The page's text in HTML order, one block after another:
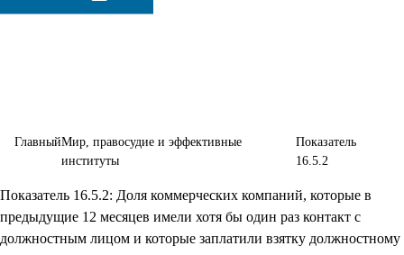
на широком
участии
учреждений
ГлавныйМир, правосудие и эффективные
институты
Показатель
16.5.2
Показатель 16.5.2: Доля коммерческих компаний, которые в
предыдущие 12 месяцев имели хотя бы один раз контакт с
должностным лицом и которые заплатили взятку должностному